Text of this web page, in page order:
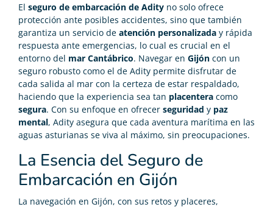
El seguro de embarcación de Adity no solo ofrece
protección ante posibles accidentes, sino que también
garantiza un servicio de atención personalizada y rápida
respuesta ante emergencias, lo cual es crucial en el
entorno del mar Cantábrico. Navegar en Gijón con un
seguro robusto como el de Adity permite disfrutar de
cada salida al mar con la certeza de estar respaldado,
haciendo que la experiencia sea tan placentera como
segura. Con su enfoque en ofrecer seguridad y paz
mental, Adity asegura que cada aventura marítima en las
aguas asturianas se viva al máximo, sin preocupaciones.
La Esencia del Seguro de
Embarcación en Gijón
La navegación en Gijón, con sus retos y placeres,